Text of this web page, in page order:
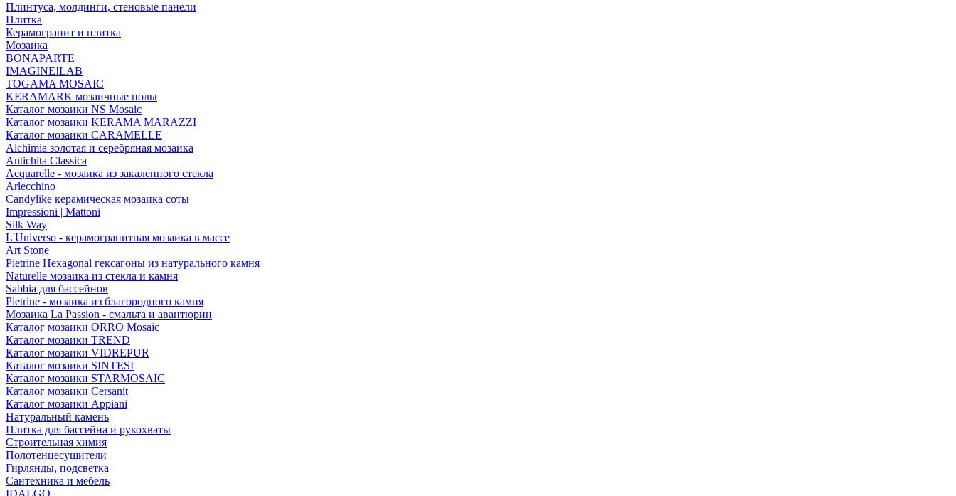
Плинтуса, молдинги, стеновые панели
Плитка
Керамогранит и плитка
Мозаика
BONAPARTE
IMAGINE!LAB
TOGAMA MOSAIC
KERAMARK мозаичные полы
Каталог мозаики NS Mosaic
Каталог мозаики KERAMA MARAZZI
Каталог мозаики CARAMELLE
Alchimia золотая и серебряная мозаика
Antichita Classica
Acquarelle - мозаика из закаленного стекла
Arlecchino
Candylike керамическая мозаика соты
Impressioni | Mattoni
Silk Way
L'Universo - керамогранитная мозаика в массе
Art Stone
Pietrine Hexagonal гексагоны из натурального камня
Naturelle мозаика из стекла и камня
Sabbia для бассейнов
Pietrine - мозаика из благородного камня
Мозаика La Passion - смальта и авантюрин
Каталог мозаики ORRO Mosaic
Каталог мозаики TREND
Каталог мозаики VIDREPUR
Каталог мозаики SINTESI
Каталог мозаики STARMOSAIC
Каталог мозаики Cersanit
Каталог мозаики Appiani
Натуральный камень
Плитка для бассейна и рукохваты
Строительная химия
Полотенцесушители
Гирлянды, подсветка
Сантехника и мебель